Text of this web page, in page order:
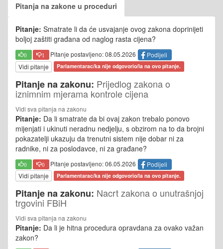
Pitanja na zakone u proceduri
Pitanje: Smatrate li da će usvajanje ovog zakona doprinijeti
boljoj zaštiti građana od naglog rasta cijena?
0 1 Pitanje postavljeno: 08.05.2026
Podijeli
Vidi pitanje
Parlamentarac/ka nije odgovorio/la na ovo pitanje.
Pitanje na zakonu: Prijedlog zakona o
iznimnim mjerama kontrole cijena
Vidi sva pitanja na zakonu
Pitanje: Da li smatrate da bi ovaj zakon trebalo ponovo
mijenjati i ukinuti neradnu nedjelju, s obzirom na to da brojni
pokazatelji ukazuju da trenutni sistem nije dobar ni za
radnike, ni za poslodavce, ni za građane?
0 0 Pitanje postavljeno: 06.05.2026
Podijeli
Vidi pitanje
Parlamentarac/ka nije odgovorio/la na ovo pitanje.
Pitanje na zakonu: Nacrt zakona o unutrašnjoj
trgovini FBiH
Vidi sva pitanja na zakonu
Pitanje: Da li je hitna procedura opravdana za ovako važan
zakon?